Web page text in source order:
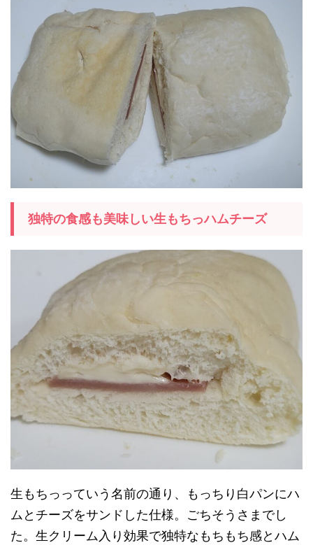
独特の食感も美味しい生もちっハムチーズ
生もちっっていう名前の通り、もっちり白パンにハ
ムとチーズをサンドした仕様。ごちそうさまでし
た。生クリーム入り効果で独特なもちもち感とハム